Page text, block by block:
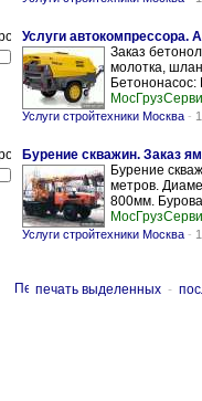
Услуги автокомпрессора.
Заказ
молотка,
Бетононасос:
Услуги стройтехники Москва -
Бурение скважин. Заказ
Бурение
метров.
800мм.
Услуги стройтехники Москва -
печать выделенных -